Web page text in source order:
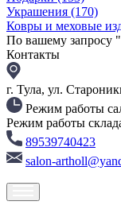
Украшения (170)
Ковры и меховые
По вашему запросу "
Контакты
г. Тула, ул.
Режим работы
Режим работы
89539740423
salon-